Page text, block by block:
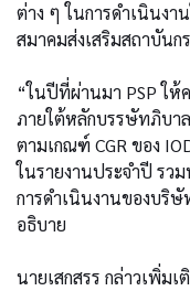
ต่าง ๆ ในการดำเนินง
สมาคมส่งเสริมสถาบันก
“ในปีที่ผ่านมา PSP ให้
ภายใต้หลักบรรษัทภิบา
ตามเกณฑ์ CGR ของ
ในรายงานประจำปี รว
การดำเนินงานของบริ
อธิบาย
นายเสกสรร กล่าวเพิ่ม